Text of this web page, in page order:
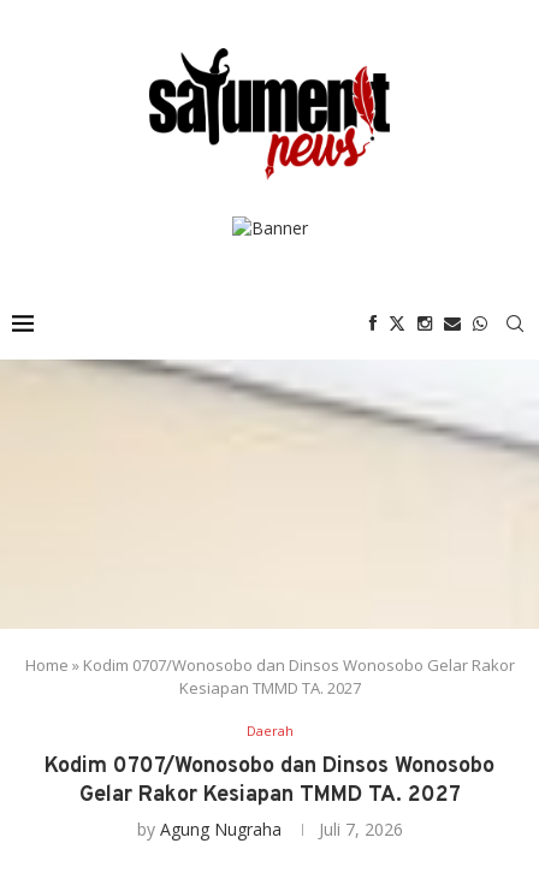
Home » Kodim 0707/Wonosobo dan Dinsos Wonosobo Gelar Rakor
Kesiapan TMMD TA. 2027
Daerah
Kodim 0707/Wonosobo dan Dinsos Wonosobo
Gelar Rakor Kesiapan TMMD TA. 2027
by Agung Nugraha Juli 7, 2026